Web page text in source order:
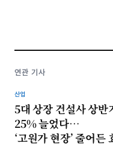
연관 기사
산업
5대 상장 건설사 상반
25% 늘었다…
‘고원가 현장’ 줄어든